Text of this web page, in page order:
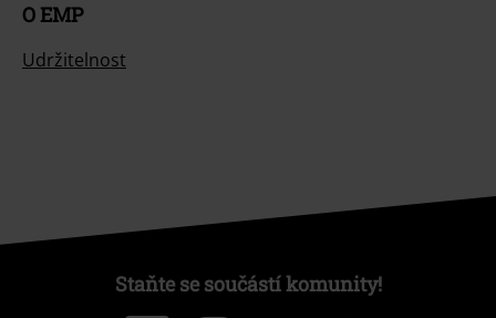
O EMP
Udržitelnost
Staňte se součástí komunity!